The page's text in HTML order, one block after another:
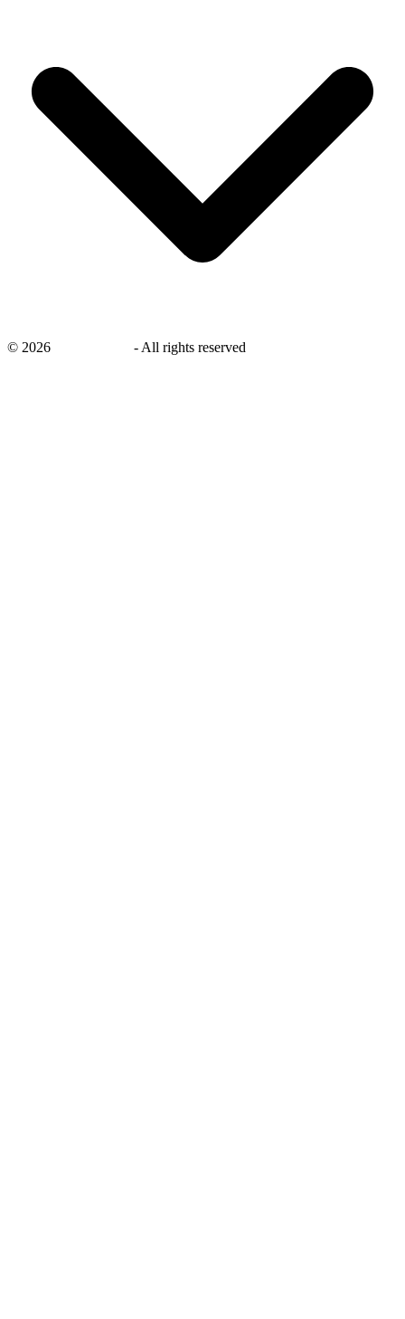
© 2026 - All rights reserved